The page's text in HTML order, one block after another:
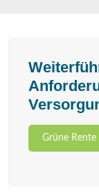
Grüne Rente